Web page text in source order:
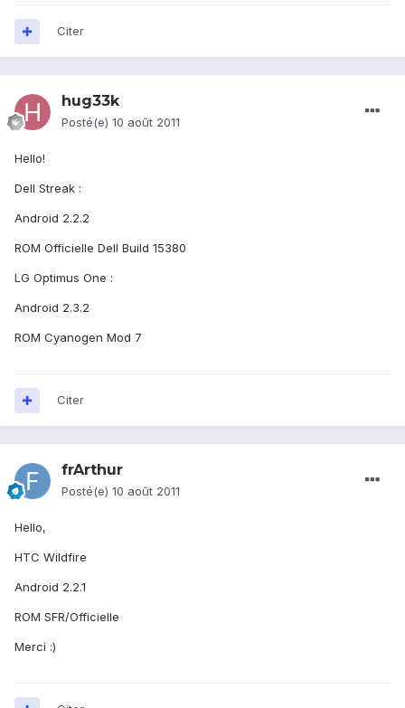
Citer
hug33k
Posté(e) 10 août 2011
Hello!
Dell Streak :
Android 2.2.2
ROM Officielle Dell Build 15380
LG Optimus One :
Android 2.3.2
ROM Cyanogen Mod 7
Citer
frArthur
Posté(e) 10 août 2011
Hello,
HTC Wildfire
Android 2.2.1
ROM SFR/Officielle
Merci :)